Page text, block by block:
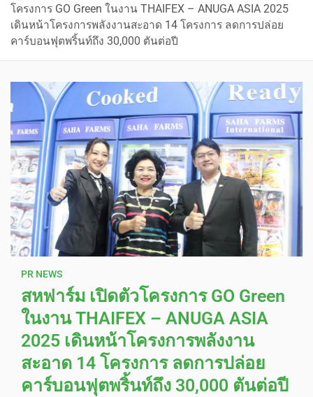
โครงการ GO Green ในงาน THAIFEX – ANUGA ASIA 2025
เดินหน้าโครงการพลังงานสะอาด 14 โครงการ ลดการปล่อย
คาร์บอนฟุตพริ้นท์ถึง 30,000 ตันต่อปี
PR NEWS
สหฟาร์ม เปิดตัวโครงการ GO Green
ในงาน THAIFEX – ANUGA ASIA
2025 เดินหน้าโครงการพลังงาน
สะอาด 14 โครงการ ลดการปล่อย
คาร์บอนฟุตพริ้นท์ถึง 30,000 ตันต่อปี